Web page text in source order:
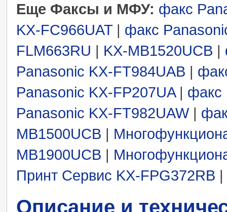
Еще Факсы и МФУ: факс
KX-FC966UAT | факс
FLM663RU | KX-MB1520UCB |
Panasonic KX-FT984UAB |
Panasonic KX-FP207UA| факс
Panasonic KX-FT982UAW|
MB1500UCB |
MB1900UCB |
Принт Сервис KX-FPG372RB |
Описание и